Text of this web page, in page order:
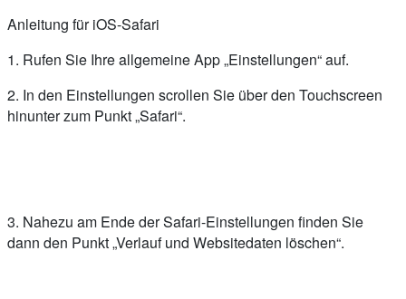
Anleitung für iOS-Safari
1. Rufen Sie Ihre allgemeine App „Einstellungen“ auf.
2. In den Einstellungen scrollen Sie über den Touchscreen
hinunter zum Punkt „Safari“.
3. Nahezu am Ende der Safari-Einstellungen finden Sie
dann den Punkt „Verlauf und Websitedaten löschen“.